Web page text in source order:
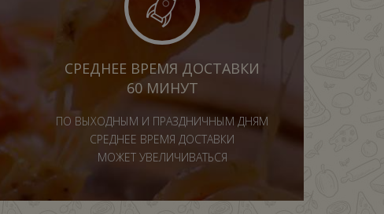
СРЕДНЕЕ ВРЕМЯ ДОСТАВКИ
60 МИНУТ
ПО ВЫХОДНЫМ И ПРАЗДНИЧНЫМ ДНЯМ
СРЕДНЕЕ ВРЕМЯ ДОСТАВКИ
МОЖЕТ УВЕЛИЧИВАТЬСЯ